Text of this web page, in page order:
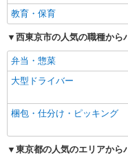
教育・保育
西東京市の人気の職種から
弁当・惣菜
大型ドライバー
梱包・仕分け・ピッキング
東京都の人気のエリアから